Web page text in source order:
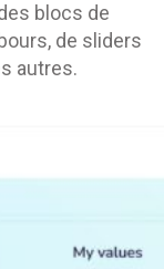
blocs de
de sliders
autres.